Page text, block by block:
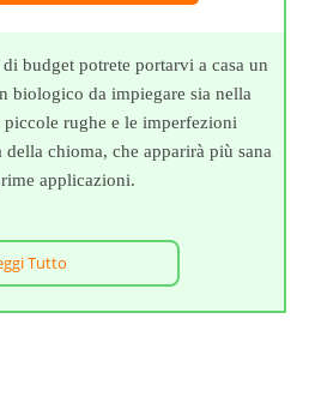
budget potrete portarvi a casa un
biologico da impiegare sia nella
rughe e le imperfezioni
della chioma, che apparirà più sana
applicazioni.
Tutto